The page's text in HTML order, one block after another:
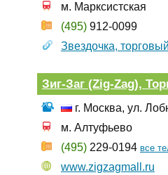
м. Марксистская
(495) 912-0099
Звездочка,
Зиг-Заг (Zig-Zag),
г. Москва, ул.
м. Алтуфьево
(495) 229-0194 все
www.zigzagmall.ru